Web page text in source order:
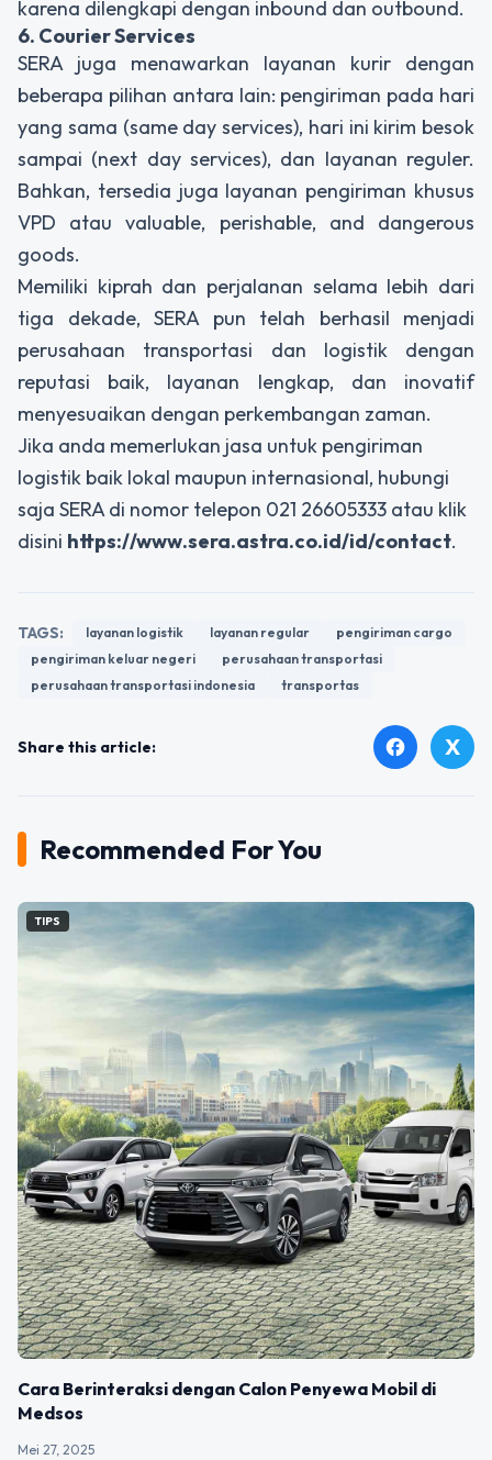
karena dilengkapi dengan inbound dan outbound.
6. Courier Services
SERA juga menawarkan layanan kurir dengan
beberapa pilihan antara lain: pengiriman pada hari
yang sama (same day services), hari ini kirim besok
sampai (next day services), dan layanan reguler.
Bahkan, tersedia juga layanan pengiriman khusus
VPD atauvaluable, perishable, and dangerous
goods.
Memiliki kiprah dan perjalanan selama lebih dari
tiga dekade, SERA pun telah berhasil menjadi
perusahaan transportasi dan logistik dengan
reputasi baik, layanan lengkap, dan inovatif
menyesuaikan dengan perkembangan zaman.
Jika anda memerlukan jasa untuk pengiriman
logistik baik lokal maupun internasional, hubungi
saja SERA di nomor telepon 021 26605333 atau klik
disini https://www.sera.astra.co.id/id/contact.
TAGS: layanan logistik layanan regular
pengiriman cargo
pengiriman keluar negeri
perusahaan transportasi
perusahaan transportasi indonesia
transportas
Share this article: facebook X
Recommended For You
TIPS
Cara Berinteraksi dengan Calon Penyewa Mobil di
Medsos
Mei 27, 2025